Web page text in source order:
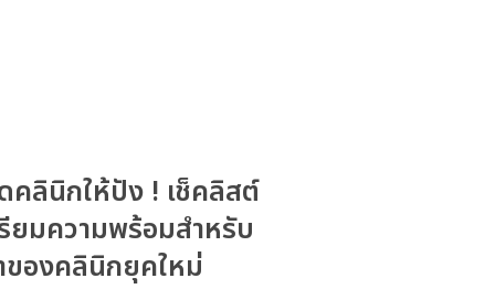
คลินิกให้ปัง ! เช็คลิสต์
ยมความพร้อมสำหรับ
ของคลินิกยุคใหม่